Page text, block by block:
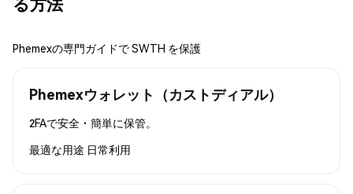
Phemexの専門ガイドで SWTH を保護
Phemexウォレット（カストディアル）
2FAで安全・簡単に保管。
最適な用途 日常利用